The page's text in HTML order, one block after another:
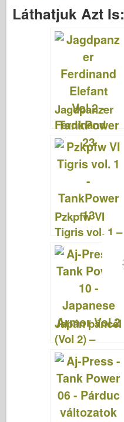
c tt
er
b
o
ar
d
er
e
Láthatjuk Azt Is:
Jagdpanzer
Ferdinand
Elefant Vol.2
– TankPower
23
Pzkpfw VI
Tigris vol. 1 –
TankPower
Japán páncél
(Vol 2) –
TankPower